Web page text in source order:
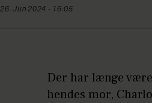
26. Jun 2024 - 16:05
Der har længe
hendes mor,